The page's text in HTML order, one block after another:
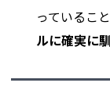
っているこ
ルに確実に